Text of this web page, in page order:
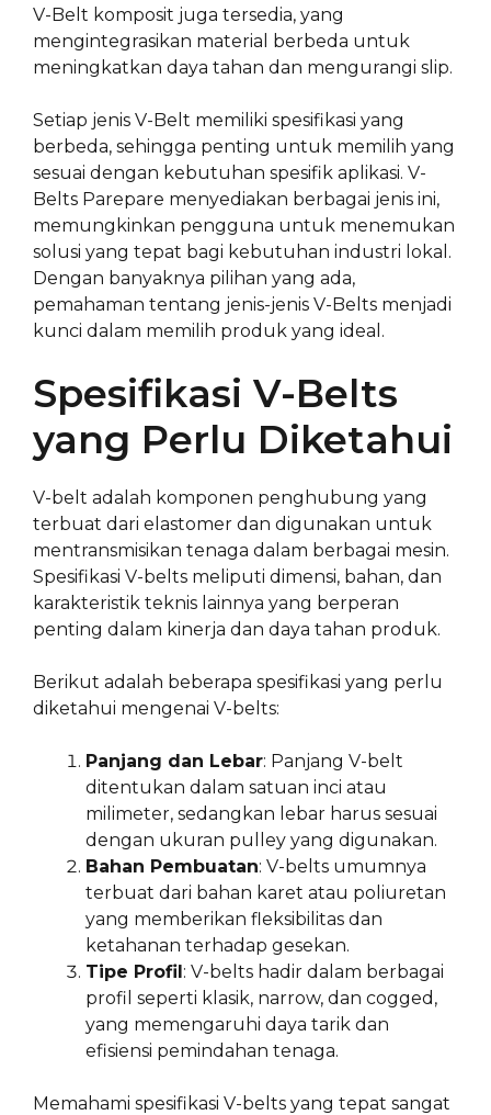
V-Belt komposit juga tersedia, yang
mengintegrasikan material berbeda untuk
meningkatkan daya tahan dan mengurangi slip.
Setiap jenis V-Belt memiliki spesifikasi yang
berbeda, sehingga penting untuk memilih yang
sesuai dengan kebutuhan spesifik aplikasi. V-
Belts Parepare menyediakan berbagai jenis ini,
memungkinkan pengguna untuk menemukan
solusi yang tepat bagi kebutuhan industri lokal.
Dengan banyaknya pilihan yang ada,
pemahaman tentang jenis-jenis V-Belts menjadi
kunci dalam memilih produk yang ideal.
Spesifikasi V-Belts
yang Perlu Diketahui
V-belt adalah komponen penghubung yang
terbuat dari elastomer dan digunakan untuk
mentransmisikan tenaga dalam berbagai mesin.
Spesifikasi V-belts meliputi dimensi, bahan, dan
karakteristik teknis lainnya yang berperan
penting dalam kinerja dan daya tahan produk.
Berikut adalah beberapa spesifikasi yang perlu
diketahui mengenai V-belts:
Panjang dan Lebar: Panjang V-belt
ditentukan dalam satuan inci atau
milimeter, sedangkan lebar harus sesuai
dengan ukuran pulley yang digunakan.
Bahan Pembuatan: V-belts umumnya
terbuat dari bahan karet atau poliuretan
yang memberikan fleksibilitas dan
ketahanan terhadap gesekan.
Tipe Profil: V-belts hadir dalam berbagai
profil seperti klasik, narrow, dan cogged,
yang memengaruhi daya tarik dan
efisiensi pemindahan tenaga.
Memahami spesifikasi V-belts yang tepat sangat